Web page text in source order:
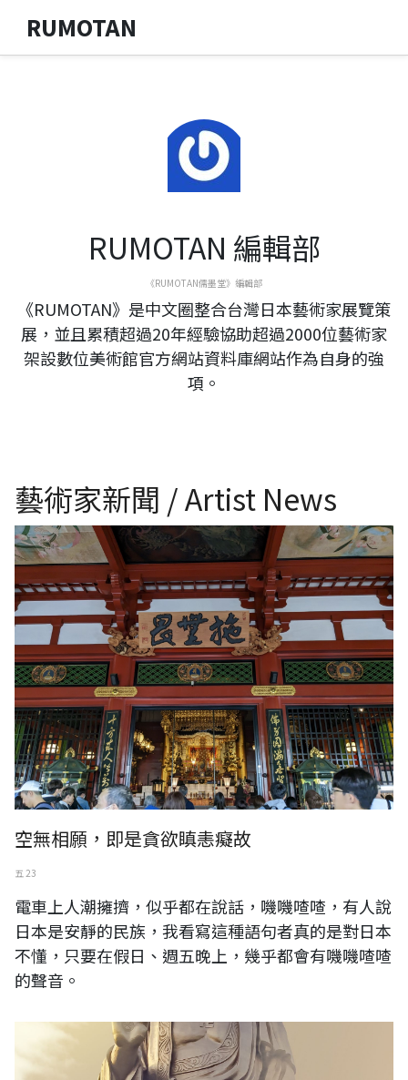
RUMOTAN
RUMOTAN 編輯部
《RUMOTAN儒墨堂》編輯部
《RUMOTAN》是中文圈整合台灣日本藝術家展覽策
展，並且累積超過20年經驗協助超過2000位藝術家
架設數位美術館官方網站資料庫網站作為自身的強
項。
藝術家新聞 / Artist News
空無相願，即是貪欲瞋恚癡故
五 23
電車上人潮擁擠，似乎都在說話，嘰嘰喳喳，有人說
日本是安靜的民族，我看寫這種語句者真的是對日本
不懂，只要在假日、週五晚上，幾乎都會有嘰嘰喳喳
的聲音。